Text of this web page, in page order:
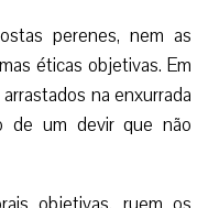
perenes, nem as
éticas objetivas. Em
na enxurrada
de um devir que não